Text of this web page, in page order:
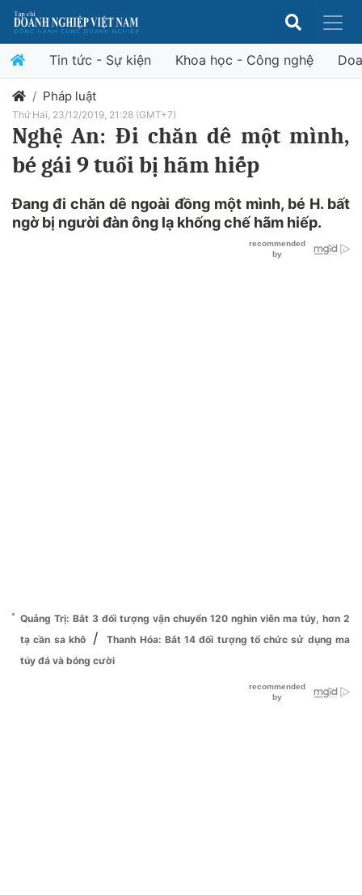
Tin tức - Sự kiện Khoa học - Công nghệ
Pháp luật
Thứ Hai, 23/12/2019, 21:28 (GMT+7)
Nghệ An: Đi chăn dê một mình,
bé gái 9 tuổi bị hãm hiếp
Đang đi chăn dê ngoài đồng một mình, bé H. bất
ngờ bị người đàn ông lạ khống chế hãm hiếp.
Quảng Trị: Bắt 3 đối tượng vận chuyển 120 nghìn viên ma túy, hơn 2
tạ cần sa khô
/
Thanh Hóa: Bắt 14 đối tượng tổ chức sử dụng ma
túy đá và bóng cười